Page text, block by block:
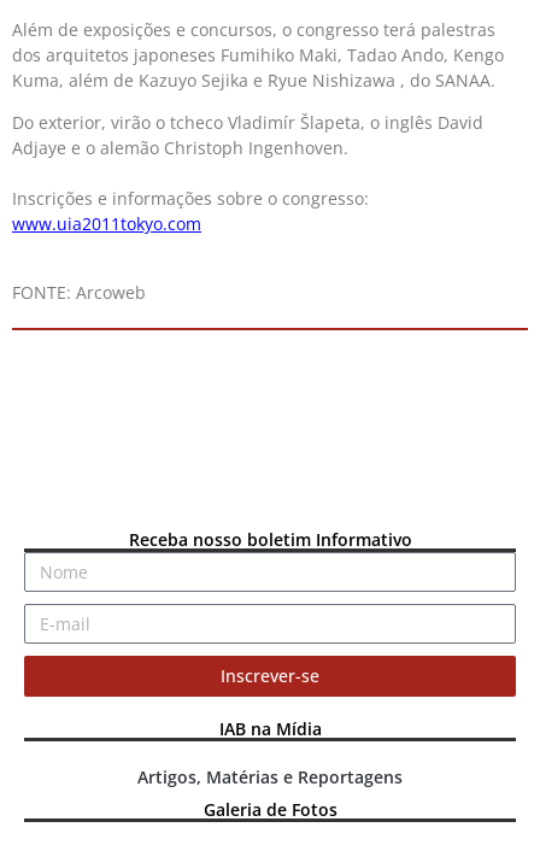
Além de exposições e concursos, o congresso terá palestras
dos arquitetos japoneses Fumihiko Maki, Tadao Ando, Kengo
Kuma, além de Kazuyo Sejika e Ryue Nishizawa , do SANAA.
Do exterior, virão o tcheco Vladimír Šlapeta, o inglês David
Adjaye e o alemão Christoph Ingenhoven.
Inscrições e informações sobre o congresso:
www.uia2011tokyo.com
FONTE: Arcoweb
Receba nosso boletim Informativo
Inscrever-se
IAB na Mídia
Artigos, Matérias e Reportagens
Galeria de Fotos